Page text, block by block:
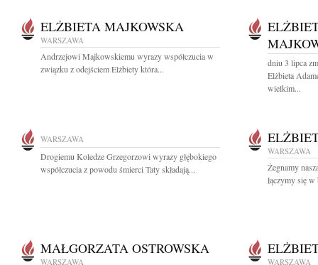
ELŻBIETA MAJKOWSKA
WARSZAWA
Andrzejowi Majkowskiemu wyrazy współczucia w
związku z odejściem Elżbiety która...
dniu 3 lipca
Elżbieta
wielkim...
WARSZAWA
Drogiemu Koledze Grzegorzowi wyrazy głębokiego
współczucia z powodu śmierci Taty składają...
WARSZAWA
Żegnamy
łączymy się
MAŁGORZATA OSTROWSKA
WARSZAWA WARSZAWA